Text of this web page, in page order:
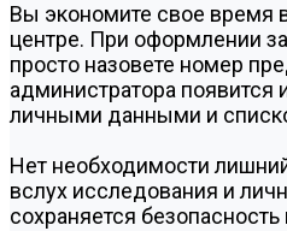
Вы экономите свое время
центре. При оформлении
просто назовете номер
администратора
личными данными и
Нет необходимости
вслух исследования и
сохраняется